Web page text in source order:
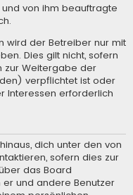
von ihm beauftragte
wird der Betreiber nur mit
Dies gilt nicht, sofern
zur Weitergabe der
verpflichtet ist oder
Interessen erforderlich
dich unter den von
sofern dies zur
das Board
und andere Benutzer